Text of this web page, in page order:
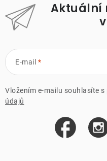
Aktuální
E-mail
Vložením e-mailu souhlasíte s
údajů